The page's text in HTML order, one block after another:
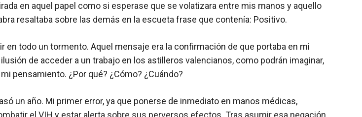
en aquel papel como si esperase que se volatizara entre mis manos y aquello
resaltaba sobre las demás en la escueta frase que contenía: Positivo.
todo un tormento. Aquel mensaje era la confirmación de que portaba en mi
de acceder a un trabajo en los astilleros valencianos, como podrán imaginar,
pensamiento. ¿Por qué? ¿Cómo? ¿Cuándo?
un año. Mi primer error, ya que ponerse de inmediato en manos médicas,
el VIH y estar alerta sobre sus perversos efectos. Tras asumir esa negación